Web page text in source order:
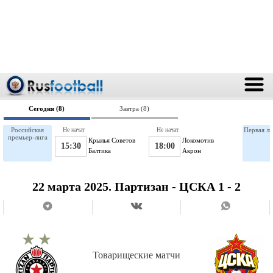
Сегодня (8) Завтра (8)
Российская
премьер-лига
Крылья Советов
15:30 Балтика
Не начат
Локомотив
18:00 Акрон
Не начат Первая
22 марта 2025. Партизан - ЦСКА 1 - 2
Товарищеские матчи